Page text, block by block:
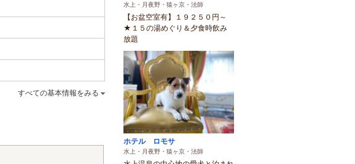
すべての基本情報をみる
水上・月夜野・猿ヶ京・法師
【お盆空室有】１９２５０円～
★１５の湯めぐり＆夕食時飲み
放題
ホテル ロモサ
水上・月夜野・猿ヶ京・法師